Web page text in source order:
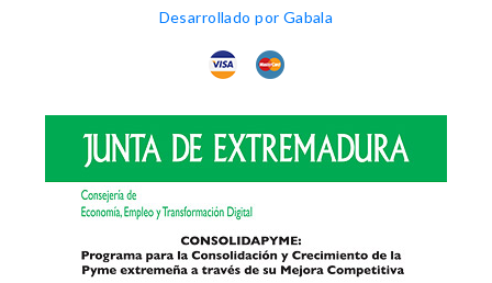
Desarrollado por Gabala